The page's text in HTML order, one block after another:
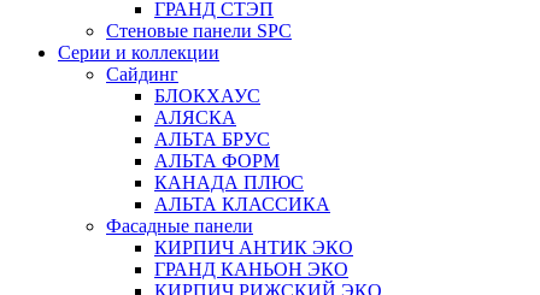
ГРАНД СТЭП
Стеновые панели SPC
Серии и коллекции
Сайдинг
БЛОКХАУС
АЛЯСКА
АЛЬТА БРУС
АЛЬТА ФОРМ
КАНАДА ПЛЮС
АЛЬТА КЛАССИКА
Фасадные панели
КИРПИЧ АНТИК ЭКО
ГРАНД КАНЬОН ЭКО
КИРПИЧ РИЖСКИЙ ЭКО